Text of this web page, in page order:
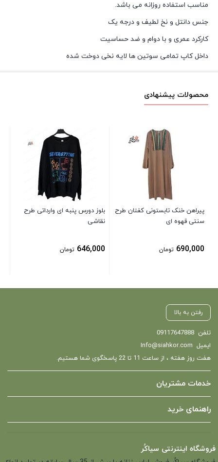
مناسب استفاده روزانه می باشد.
جنس دانتل و نخ لطیف و درجه یک
کارکرد عمری و با دوام و ضد حساسیت
داخل کاپ تمامی سوتین ها لایه نخی دوخت شده
محصولات پیشنهادی
پیراهن خنک تابستونی کفتان طرح
سنتی قهوه ای
690,000 تومان
بلوز دورس پنبه ای وارداتی طرح
نقاشی
646,000 تومان
رفتن به بالا
تلفن 09117647888
ایمیل Info@siahkor.com
هفت روز هفته ، از ساعت 11 تا 22 پاسخگوی شما هستیم.
خدمات مشتریان
راهنمای خرید
فروشگاه اینترنتی سیاکُر